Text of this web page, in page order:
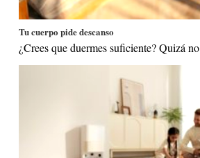
Tu cuerpo pide descanso
¿Crees que duermes suficiente? Quizá no